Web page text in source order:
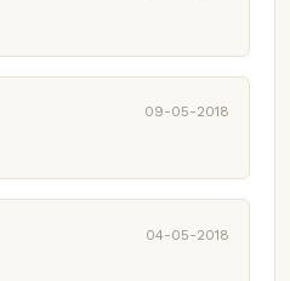
09-05-2018
04-05-2018